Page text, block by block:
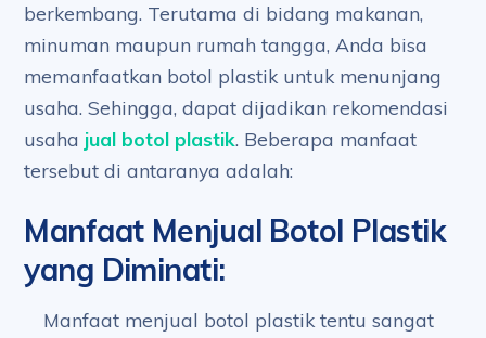
berkembang. Terutama di bidang makanan,
minuman maupun rumah tangga, Anda bisa
memanfaatkan botol plastik untuk menunjang
usaha. Sehingga, dapat dijadikan rekomendasi
usaha jual botol plastik. Beberapa manfaat
tersebut di antaranya adalah:
Manfaat Menjual Botol Plastik
yang Diminati:
Manfaat menjual botol plastik tentu sangat